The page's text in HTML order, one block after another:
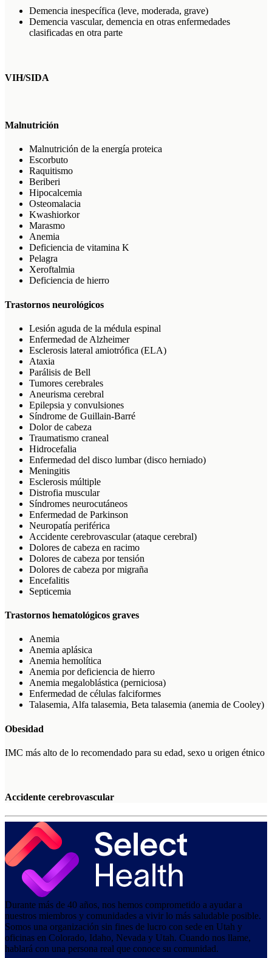
Demencia inespecífica (leve, moderada, grave)
Demencia vascular, demencia en otras enfermedades
clasificadas en otra parte
VIH/SIDA
Malnutrición
Malnutrición de la energía proteica
Escorbuto
Raquitismo
Beriberi
Hipocalcemia
Osteomalacia
Kwashiorkor
Marasmo
Anemia
Deficiencia de vitamina K
Pelagra
Xeroftalmia
Deficiencia de hierro
Trastornos neurológicos
Lesión aguda de la médula espinal
Enfermedad de Alzheimer
Esclerosis lateral amiotrófica (ELA)
Ataxia
Parálisis de Bell
Tumores cerebrales
Aneurisma cerebral
Epilepsia y convulsiones
Síndrome de Guillain-Barré
Dolor de cabeza
Traumatismo craneal
Hidrocefalia
Enfermedad del disco lumbar (disco herniado)
Meningitis
Esclerosis múltiple
Distrofia muscular
Síndromes neurocutáneos
Enfermedad de Parkinson
Neuropatía periférica
Accidente cerebrovascular (ataque cerebral)
Dolores de cabeza en racimo
Dolores de cabeza por tensión
Dolores de cabeza por migraña
Encefalitis
Septicemia
Trastornos hematológicos graves
Anemia
Anemia aplásica
Anemia hemolítica
Anemia por deficiencia de hierro
Anemia megaloblástica (perniciosa)
Enfermedad de células falciformes
Talasemia, Alfa talasemia, Beta talasemia (anemia de Cooley)
Obesidad
IMC más alto de lo recomendado para su edad, sexo u origen étnico
Accidente cerebrovascular
Durante más de 40 años, nos hemos comprometido a ayudar a
nuestros miembros y comunidades a vivir lo más saludable posible.
Somos una organización sin fines de lucro con sede en Utah y
oficinas en Colorado, Idaho, Nevada y Utah. Cuando nos llame,
hablará con una persona real que conoce su comunidad.